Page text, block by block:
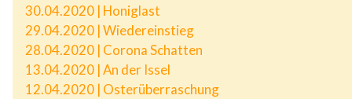
30.04.2020 | Honiglast
29.04.2020 | Wiedereinstieg
28.04.2020 | Corona Schatten
13.04.2020 | An der Issel
12.04.2020 | Osterüberraschung